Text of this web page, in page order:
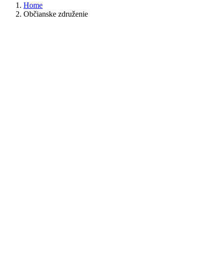
Home
Občianske združenie